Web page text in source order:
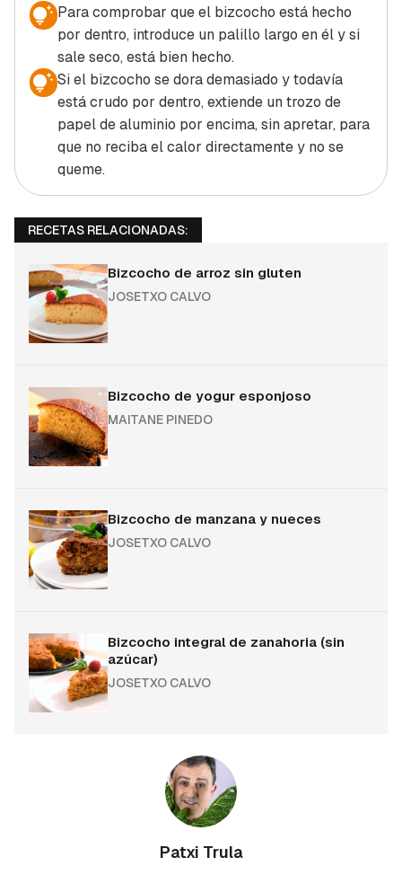
Para comprobar que el bizcocho está hecho
por dentro, introduce un palillo largo en él y si
sale seco, está bien hecho.
Si el bizcocho se dora demasiado y todavía
está crudo por dentro, extiende un trozo de
papel de aluminio por encima, sin apretar, para
que no reciba el calor directamente y no se
queme.
RECETAS RELACIONADAS:
Bizcocho de arroz sin gluten
JOSETXO CALVO
Bizcocho de yogur esponjoso
MAITANE PINEDO
Bizcocho de manzana y nueces
JOSETXO CALVO
Bizcocho integral de zanahoria (sin
azúcar)
JOSETXO CALVO
Patxi Trula